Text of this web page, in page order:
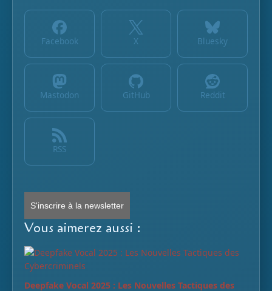
Facebook X Bluesky
Mastodon GitHub Reddit
RSS
S'inscrire à la newsletter
Vous aimerez aussi :
Deepfake Vocal 2025 : Les Nouvelles Tactiques des